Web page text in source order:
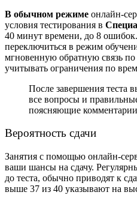
В обычном режиме онлайн-
условия тестирования в
40 минут времени, до 8
переключиться в режим
мгновенную обратную связь
учитывать ограничения по
После завершения теста
все вопросы и
поясняющие
Вероятность сдачи
Занятия с помощью онлайн-
ваши шансы на сдачу.
до теста, обычно приводят к
выше 37 из 40 указывают на